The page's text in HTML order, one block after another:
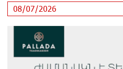
Բարձր տեխնոլոգիաները
Ucom-ի աջակցությամբ
«Մտապահիր